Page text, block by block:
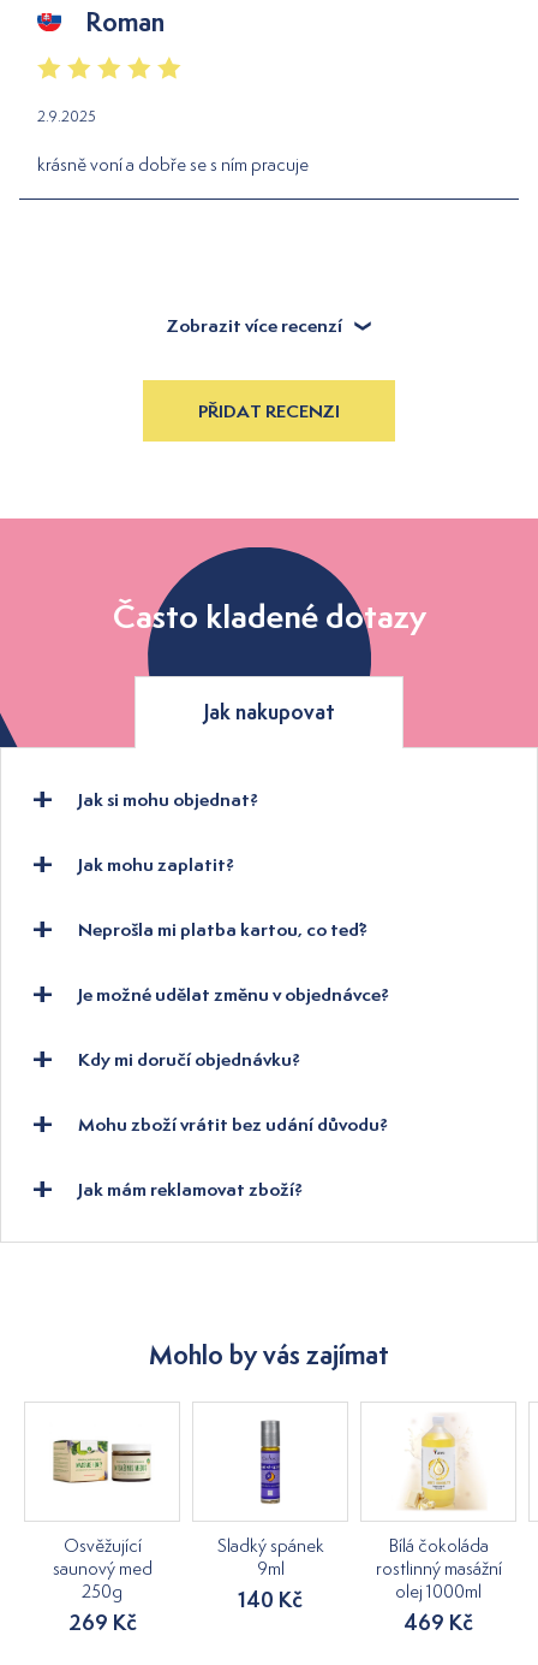
Roman
2.9.2025
krásně voní a dobře se s ním pracuje
Zobrazit více recenzí
PŘIDAT RECENZI
Často kladené dotazy
Jak nakupovat
Jak si mohu objednat?
Jak mohu zaplatit?
Neprošla mi platba kartou, co teď?
Je možné udělat změnu v objednávce?
Kdy mi doručí objednávku?
Mohu zboží vrátit bez udání důvodu?
Jak mám reklamovat zboží?
Mohlo by vás zajímat
Osvěžující
saunový med
250g
269 Kč
Sladký spánek
9ml
140 Kč
Bílá čokoláda
rostlinný masážní
olej 1000ml
469 Kč